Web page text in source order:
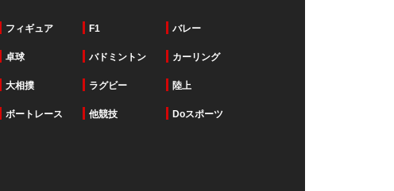
フィギュア F1 バレー
卓球 バドミントン カーリング
大相撲 ラグビー 陸上
ボートレース 他競技 Doスポーツ